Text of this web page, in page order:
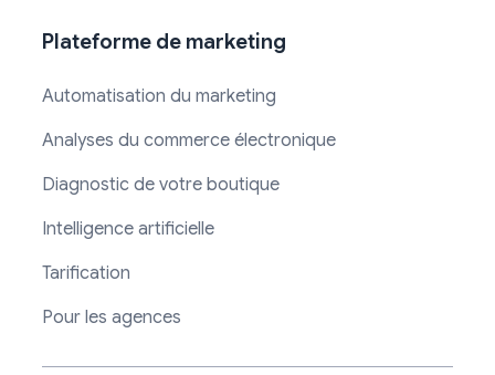
Plateforme de marketing
Automatisation du marketing
Analyses du commerce électronique
Diagnostic de votre boutique
Intelligence artificielle
Tarification
Pour les agences